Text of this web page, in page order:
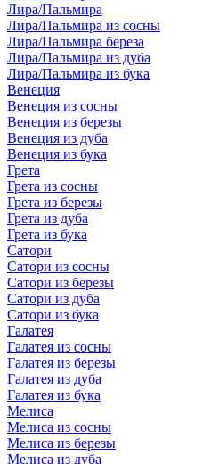
Лира/Пальмира
Лира/Пальмира из сосны
Лира/Пальмира береза
Лира/Пальмира из дуба
Лира/Пальмира из бука
Венеция
Венеция из сосны
Венеция из березы
Венеция из дуба
Венеция из бука
Грета
Грета из сосны
Грета из березы
Грета из дуба
Грета из бука
Сатори
Сатори из сосны
Сатори из березы
Сатори из дуба
Сатори из бука
Галатея
Галатея из сосны
Галатея из березы
Галатея из дуба
Галатея из бука
Мелиса
Мелиса из сосны
Мелиса из березы
Мелиса из дуба